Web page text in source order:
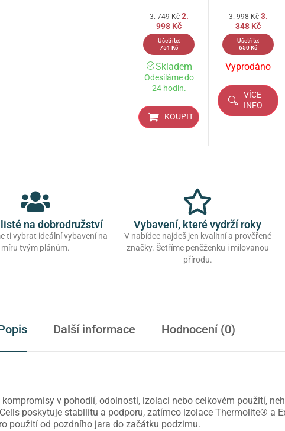
3. 749Kč 2.
998 Kč
Ušetříte:
751Kč
Skladem
Odesíláme do
24 hodin.
KOUPIT
3. 998Kč 3.
348 Kč
Ušetříte:
650Kč
Vyprodáno
VÍCE
INFO
na dobrodružství
ti vybrat ideální vybavení na
míru tvým plánům.
Vybavení, které vydrží roky
V nabídce najdeš jen kvalitní a prověřené
značky. Šetříme peněženku i milovanou
přírodu.
Další informace Hodnocení (0)
v pohodlí, odolnosti, izolaci nebo celkovém použití,
poskytuje stabilitu a podporu, zatímco izolace Thermolite® a
použití od pozdního jara do začátku podzimu.